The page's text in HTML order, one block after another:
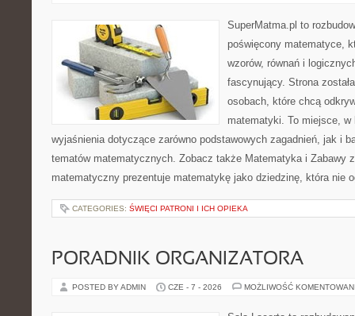
SuperMatma.pl to
poświęcony matematyce,
wzorów, równań i
fascynujący. Strona
osobach, które chcą
matematyki. To miejsce,
wyjaśnienia dotyczące zarówno podstawowych zagadnień, jak i
tematów matematycznych. Zobacz także Matematyka i Zabawy
matematyczny prezentuje matematykę jako dziedzinę, która nie
CATEGORIES: ŚWIĘCI PATRONI I ICH OPIEKA
PORADNIK ORGANIZATORA
POSTED BY ADMIN CZE - 7 - 2026 MOŻLIWOŚĆ